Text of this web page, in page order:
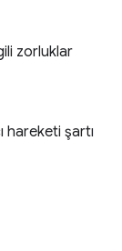
zorluklar
hareketi şartı